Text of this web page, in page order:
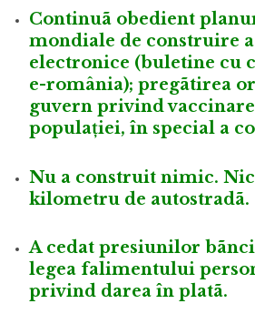
Continuã obedient
mondiale de construire
electronice (buletine cu
e-românia); pregãtirea
guvern privind
populației, în special a
Nu a construit nimic.
kilometru de autostradã.
A cedat presiunilor
legea falimentului
privind darea în platã.